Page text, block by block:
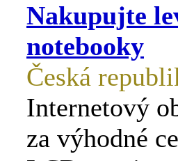
Nakupujte
notebooky
Česká
Internetový
za výhodné